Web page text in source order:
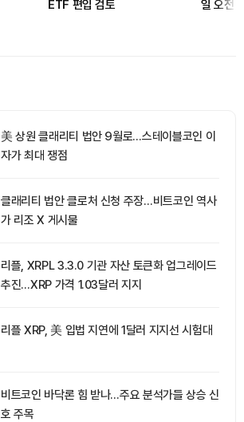
ETF 편입 검토 일 오전
美 상원 클래리티 법안 9월로…스테이블코인 이
자가 최대 쟁점
클래리티 법안 클로처 신청 주장…비트코인 역사
가 리조 X 게시물
리플, XRPL 3.3.0 기관 자산 토큰화 업그레이드
추진…XRP 가격 1.03달러 지지
리플 XRP, 美 입법 지연에 1달러 지지선 시험대
비트코인 바닥론 힘 받나…주요 분석가들 상승 신
호 주목